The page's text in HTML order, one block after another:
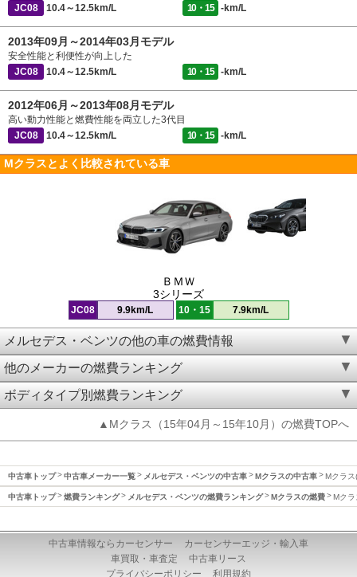
JC08
10.4～12.5km/L 10・15 -km/L
2013年09月～2014年03月モデル
安全性能と利便性が向上した
JC08
10.4～12.5km/L 10・15 -km/L
2012年06月～2013年08月モデル
高い動力性能と燃費性能を両立した3代目
JC08
10.4～12.5km/L 10・15 -km/L
Mクラスとよく比較されている車
ＢＭＷ
3シリーズ
JC08 9.9km/L 10・15 7.9km/L
メルセデス・ベンツの他の車の燃費情報
他のメーカーの燃費ランキング
ボディタイプ別燃費ランキング
▲Mクラス（15年04月～15年10月）の燃費TOPへ
中古車トップ 中古車メーカー一覧 メルセデス・ベンツの中古車 Mクラスの中古車 Mクラ
中古車トップ 燃費ランキング メルセデス・ベンツの燃費ランキング Mクラスの燃費 Mク
中古車情報ならカーセンサー
カーセンサーエッジ・輸入車
車買取・車査定
中古車リース
プライバシーポリシー
利用規約